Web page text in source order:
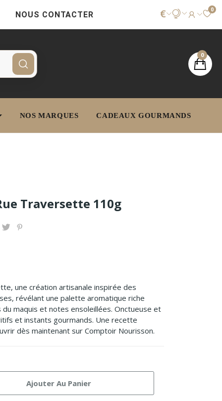
NOUS CONTACTER € 0
0
NOS MARQUES CADEAUX GOURMANDS
Traversette 110g
une création artisanale inspirée des
révélant une palette aromatique riche
maquis et notes ensoleillées. Onctueuse et
et instants gourmands. Une recette
dès maintenant sur Comptoir Nourisson.
Ajouter Au Panier